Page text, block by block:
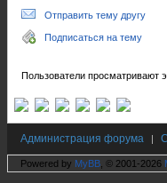
Отправить тему другу
Подписаться на тему
Пользователи просматривают
Администрация форума |
Powered by MyBB , © 2001-2026